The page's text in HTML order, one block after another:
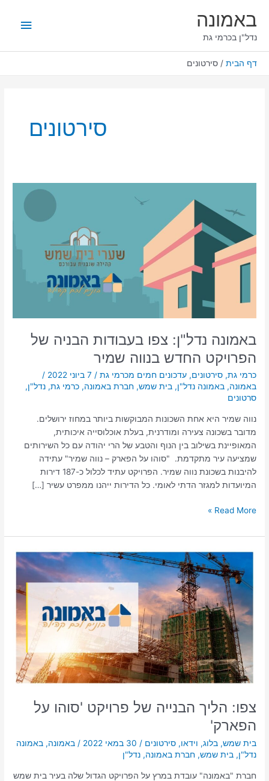
לתוכןבאמונה
נדל"ן בכרמי גת
דף הבית סירטונים
סירטונים
באמונה נדל"ן: צפו בעבודות הבניה של
הפרויקט החדש בנווה שמיר
כרמי גת,סירטונים,עדכונים חמים מכרמי גת / 7 ביוני 2022
/
באמונה,באמונה נדל"ן,בית שמש,חברת באמונה,כרמי גת,נדל"ן,
סרטונים
נווה שמיר היא אחת השכונות המבוקשות ביותר במחוז ירושלים.
מדובר בשכונה צעירה ומודרנית, בעלת אוכלוסייה איכותית,
המאופיינת בשילוב בין הנוף והטבע של הרי יהודה עם כל השירותים
שמציעה עיר מתקדמת. "סוהו על הפארק – נווה שמיר" עתידה
להיבנות בשכונת נווה שמיר. הפרויקט עתיד לכלול כ-187 דירות
המיועדות למגזר הדתי לאומי. כל הדירות ייהנו ממפרט עשיר […]
צפו
בעבודות
הבניה
של
הפרויקט
Read More »
צפו: הליך הבנייה של פרויקט 'סוהו על
הפארק'
בית שמש,בלוג, וידאו,סירטונים / 30 במאי 2022 /באמונה,באמונה
נדל"ן,בית שמש,חברת באמונה,נדל"ן
חברת "באמונה" עובדת במרץ על הפרויקט הגדול שלה בעיר בית שמש
צפו:
הליך
הבנייה
פרויקט
'סוהו
הפארק'